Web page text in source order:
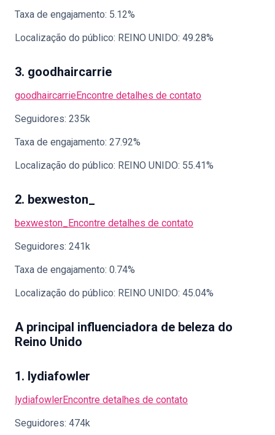
Taxa de engajamento: 5.12%
Localização do público: REINO UNIDO: 49.28%
3. goodhaircarrie
goodhaircarrieEncontre detalhes de contato
Seguidores: 235k
Taxa de engajamento: 27.92%
Localização do público: REINO UNIDO: 55.41%
2. bexweston_
bexweston_ Encontre detalhes de contato
Seguidores: 241k
Taxa de engajamento: 0.74%
Localização do público: REINO UNIDO: 45.04%
A principal influenciadora de beleza do
Reino Unido
1. lydiafowler
lydiafowlerEncontre detalhes de contato
Seguidores: 474k